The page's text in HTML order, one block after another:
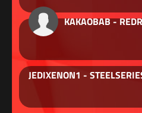
KAKAOBAB -
JEDIXENON1 -